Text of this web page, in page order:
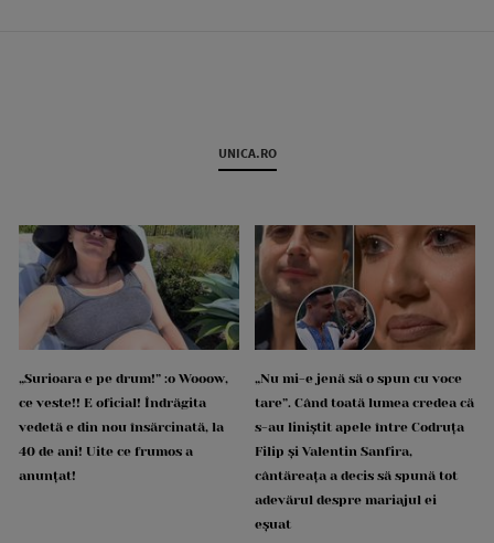
UNICA.RO
„Surioara e pe drum!” :o Wooow,
ce veste!! E oficial! Îndrăgita
vedetă e din nou însărcinată, la
40 de ani! Uite ce frumos a
anunțat!
„Nu mi-e jenă să o spun cu voce
tare”. Când toată lumea credea că
s-au liniștit apele între Codruța
Filip și Valentin Sanfira,
cântăreața a decis să spună tot
adevărul despre mariajul ei
eșuat